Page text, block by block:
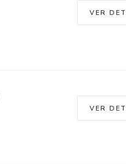
VER
VER